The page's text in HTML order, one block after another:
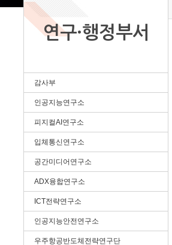
연구·행정부서
감사부
인공지능연구소
피지컬AI연구소
입체통신연구소
공간미디어연구소
ADX융합연구소
ICT전략연구소
인공지능안전연구소
우주항공반도체전략연구단